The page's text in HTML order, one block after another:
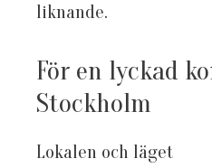
liknande.
För en lyckad
Stockholm
Lokalen och läget